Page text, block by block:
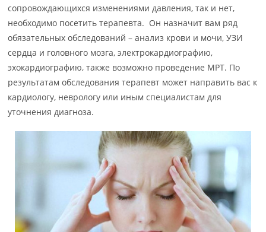
сопровождающихся изменениями давления, так и нет,
необходимо посетить терапевта. Он назначит вам ряд
обязательных обследований – анализ крови и мочи, УЗИ
сердца и головного мозга, электрокардиографию,
эхокардиографию, также возможно проведение МРТ. По
результатам обследования терапевт может направить вас к
кардиологу, неврологу или иным специалистам для
уточнения диагноза.